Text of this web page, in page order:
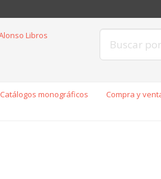
Catálogos monográficos Compra y